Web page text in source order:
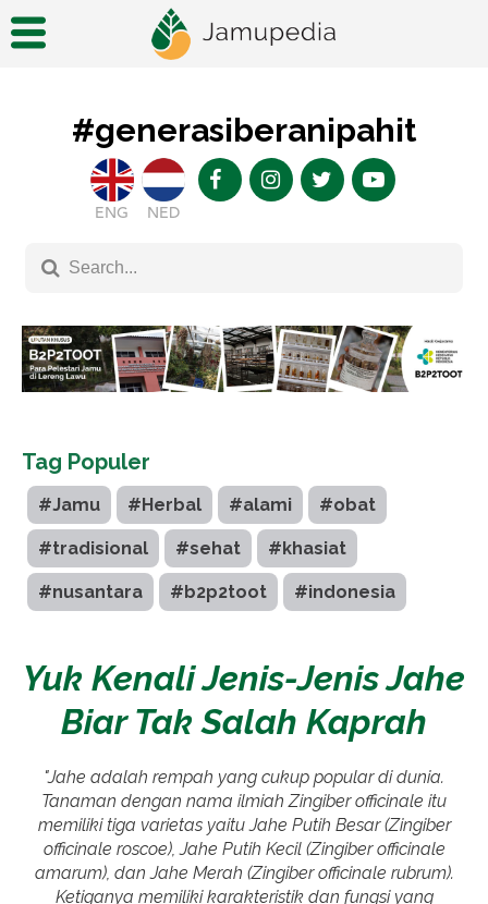
#generasiberanipahit
ENG NED
Tag Populer
#Jamu #Herbal #alami #obat
#tradisional #sehat #khasiat
#nusantara #b2p2toot #indonesia
Yuk Kenali Jenis-Jenis Jahe
Biar Tak Salah Kaprah
"Jahe adalah rempah yang cukup popular di dunia.
Tanaman dengan nama ilmiah Zingiber officinale itu
memiliki tiga varietas yaitu Jahe Putih Besar (Zingiber
officinale roscoe), Jahe Putih Kecil (Zingiber officinale
amarum), dan Jahe Merah (Zingiber officinale rubrum).
Ketiganya memiliki karakteristik dan fungsi yang